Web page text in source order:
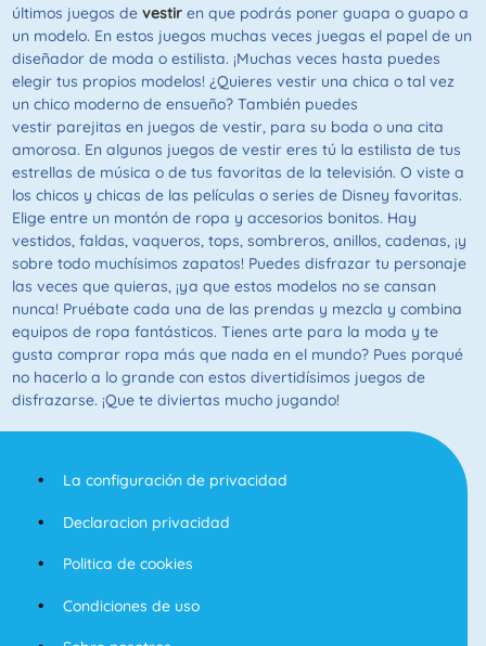
últimos juegos de vestiren que podrás poner guapa o guapo a
un modelo. En estos juegos muchas veces juegas el papel de un
diseñador de moda o estilista. ¡Muchas veces hasta puedes
elegir tus propios modelos! ¿Quieres vestir una chica o tal vez
un chico moderno de ensueño? También puedes
vestir parejitas en juegos de vestir, para su boda o una cita
amorosa. En algunos juegos de vestir eres tú la estilista de tus
estrellas de música o de tus favoritas de la televisión. O viste a
los chicos y chicas de las películas o series de Disney favoritas.
Elige entre un montón de ropa y accesorios bonitos. Hay
vestidos, faldas, vaqueros, tops, sombreros, anillos, cadenas, ¡y
sobre todo muchísimos zapatos! Puedes disfrazar tu personaje
las veces que quieras, ¡ya que estos modelos no se cansan
nunca! Pruébate cada una de las prendas y mezcla y combina
equipos de ropa fantásticos. Tienes arte para la moda y te
gusta comprar ropa más que nada en el mundo? Pues porqué
no hacerlo a lo grande con estos divertidísimos juegos de
disfrazarse. ¡Que te diviertas mucho jugando!
La configuración de privacidad
Declaracion privacidad
Politica de cookies
Condiciones de uso